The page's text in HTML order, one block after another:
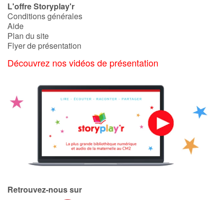
Autour de la lecture
Apprendre à lire
Livre audio
Activités et ateliers
Apprendre les langues
Dyslexie, troubles de la lecture
Nos listes de lecture
L'offre Storyplay'r
Conditions générales
Aide
Plan du site
Flyer de présentation
Découvrez nos vidéos de présentation
Retrouvez-nous sur